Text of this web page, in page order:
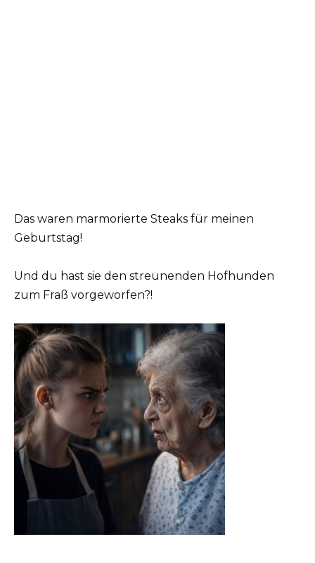
Das waren marmorierte Steaks für meinen
Geburtstag!
Und du hast sie den streunenden Hofhunden
zum Fraß vorgeworfen?!